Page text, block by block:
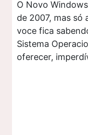
O Novo
de 2007, mas só
voce fica
Sistema
oferecer,